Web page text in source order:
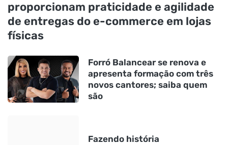
proporcionam praticidade e agilidade
de entregas do e-commerce em lojas
físicas
Forró Balancear se renova e
apresenta formação com três
novos cantores; saiba quem
são
Fazendo história